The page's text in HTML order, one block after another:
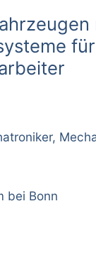
für
bei Bonn